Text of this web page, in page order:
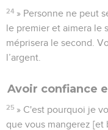
24 » Personne ne peut
le premier et aimera le
méprisera le second.
l’argent.
Avoir confiance
25 » C'est pourquoi je
que vous mangerez [et